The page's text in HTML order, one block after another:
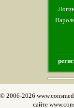
© 2006-2026
сайте